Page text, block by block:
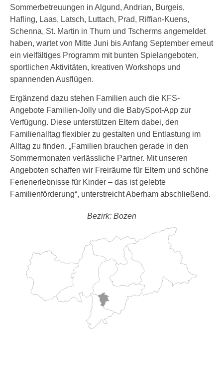
Sommerbetreuungen in Algund, Andrian, Burgeis,
Hafling, Laas, Latsch, Luttach, Prad, Riffian-Kuens,
Schenna, St. Martin in Thurn und Tscherms angemeldet
haben, wartet von Mitte Juni bis Anfang September erneut
ein vielfältiges Programm mit bunten Spielangeboten,
sportlichen Aktivitäten, kreativen Workshops und
spannenden Ausflügen.
Ergänzend dazu stehen Familien auch die KFS-
Angebote Familien-Jolly und die BabySpot-App zur
Verfügung. Diese unterstützen Eltern dabei, den
Familienalltag flexibler zu gestalten und Entlastung im
Alltag zu finden. „Familien brauchen gerade in den
Sommermonaten verlässliche Partner. Mit unseren
Angeboten schaffen wir Freiräume für Eltern und schöne
Ferienerlebnisse für Kinder – das ist gelebte
Familienförderung“, unterstreicht Aberham abschließend.
Bezirk: Bozen